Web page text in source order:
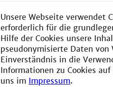
Mit dem Auto
Planetarium folgen Sie
Am Neckauer
Hochschule direkt auf
Parkmöglichkeiten
Hochschule an der
Unsere Webseite verwendet
erforderlich für die
Hilfe der Cookies unsere
pseudonymisierte Daten
Einverständnis in die
Informationen zu Cookies
uns im Impressum.